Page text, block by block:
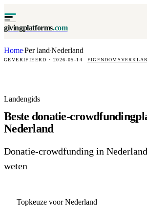
givingplatforms.com
Home·Per land·Nederland
GEVERIFIEERD · 2026-05-14
Landengids
Beste donatie-
Nederland
Donatie-crowdfunding in
weten
Topkeuze voor Nederland